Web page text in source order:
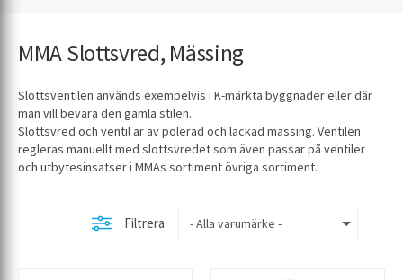
MMA Slottsvred, Mässing
Slottsventilen används exempelvis i K-märkta byggnader eller där
man vill bevara den gamla stilen.
Slottsvred och ventil är av polerad och lackad mässing. Ventilen
regleras manuellt med slottsvredet som även passar på ventiler
och utbytesinsatser i MMAs sortiment övriga sortiment.
Filtrera